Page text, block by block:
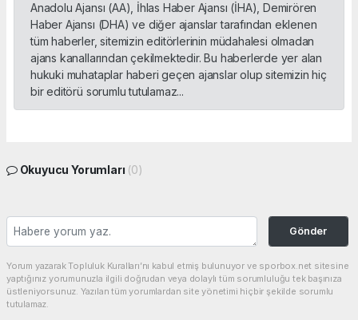
Anadolu Ajansı (AA), İhlas Haber Ajansı (İHA), Demirören
Haber Ajansı (DHA) ve diğer ajanslar tarafından eklenen
tüm haberler, sitemizin editörlerinin müdahalesi olmadan
ajans kanallarından çekilmektedir. Bu haberlerde yer alan
hukuki muhataplar haberi geçen ajanslar olup sitemizin hiç
bir editörü sorumlu tutulamaz...
Okuyucu Yorumları (0)
Gönder
Yorum yazarak Topluluk Kuralları’nı kabul etmiş bulunuyor ve sporbox.net sitesine
yaptığınız yorumunuzla ilgili doğrudan veya dolaylı tüm sorumluluğu tek başınıza
üstleniyorsunuz. Yazılan tüm yorumlardan site yönetimi hiçbir şekilde sorumlu
tutulamaz.